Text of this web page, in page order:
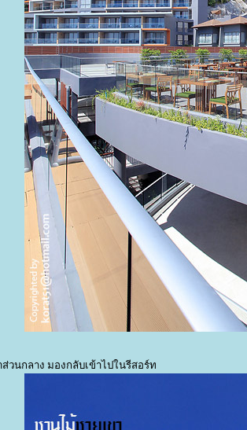
วนกลาง มองกลับเข้าไปในรีสอร์ท